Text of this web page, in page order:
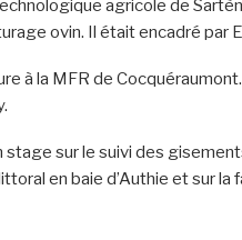
agricole de
ovin. Il était encadré par
à la MFR de
stage sur le suivi des
en baie d’Authie et sur